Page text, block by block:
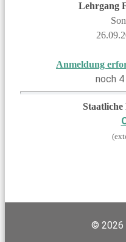
Lehrgang
Anmeldung
noch
© 2026